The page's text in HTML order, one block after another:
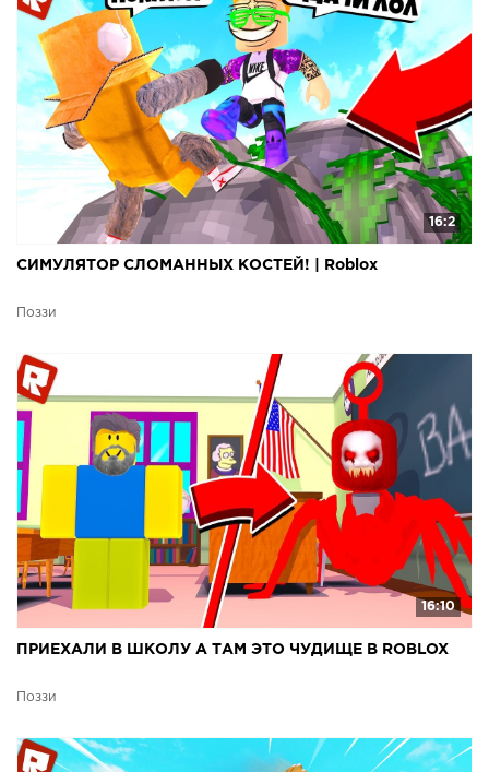
16:2
СИМУЛЯТОР СЛОМАННЫХ КОСТЕЙ! | Roblox
Поззи
16:10
ПРИЕХАЛИ В ШКОЛУ А ТАМ ЭТО ЧУДИЩЕ В ROBLOX
Поззи